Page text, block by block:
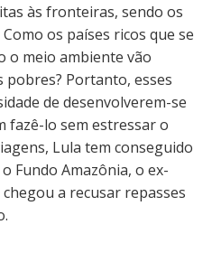
às fronteiras, sendo os
os países ricos que se
o meio ambiente vão
pobres? Portanto, esses
de desenvolverem-se
fazê-lo sem estressar o
Lula tem conseguido
Fundo Amazônia, o ex-
a recusar repasses